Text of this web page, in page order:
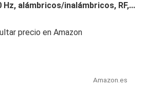
Hz, alámbricos/inalámbricos, RF,...
precio en Amazon
Amazon.es